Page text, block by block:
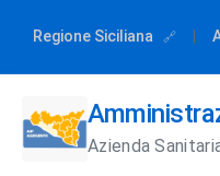
Regione Siciliana
Azienda